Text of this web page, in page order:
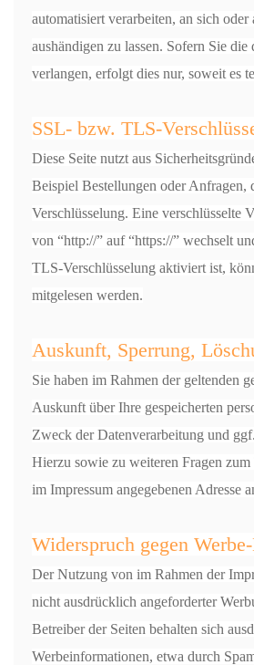
automatisiert verarbeiten, an sich
aushändigen zu lassen. Sofern Sie
verlangen, erfolgt dies nur, soweit es
SSL- bzw. TLS-
Diese Seite nutzt aus
Beispiel Bestellungen oder Anfragen,
Verschlüsselung. Eine verschlüsselte
von “http://” auf “https://” wechselt
TLS-Verschlüsselung aktiviert ist,
mitgelesen werden.
Auskunft, Sperrung,
Sie haben im Rahmen der geltenden
Auskunft über Ihre gespeicherten
Zweck der Datenverarbeitung und
Hierzu sowie zu weiteren Fragen
im Impressum angegebenen Adresse
Widerspruch gegen
Der Nutzung von im Rahmen der
nicht ausdrücklich angeforderter
Betreiber der Seiten behalten sich
Werbeinformationen, etwa durch